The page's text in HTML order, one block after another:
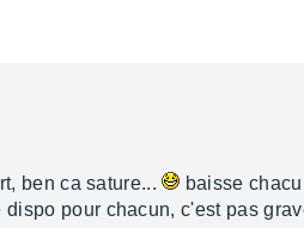
ben ca sature...
baisse
pour chacun, c'est pas